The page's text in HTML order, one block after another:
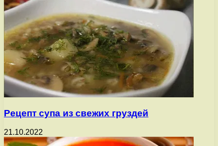
Рецепт супа из свежих груздей
21.10.2022